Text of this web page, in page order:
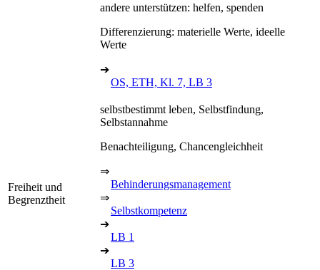
andere unterstützen: helfen, spenden
Differenzierung: materielle Werte, ideelle
Werte
➔
OS, ETH, Kl. 7, LB 3
Freiheit und
Begrenztheit
selbstbestimmt leben, Selbstfindung,
Selbstannahme
Benachteiligung, Chancengleichheit
⇒
Behinderungsmanagement
⇒
Selbstkompetenz
➔
LB 1
➔
LB 3